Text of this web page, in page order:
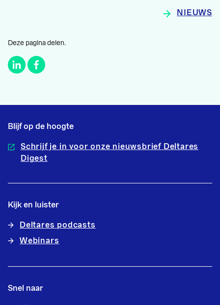
NIEUWS
Deze pagina delen.
Blijf op de hoogte
Schrijf je in voor onze nieuwsbrief Deltares
Digest
Kijk en luister
Deltares podcasts
Webinars
Snel naar